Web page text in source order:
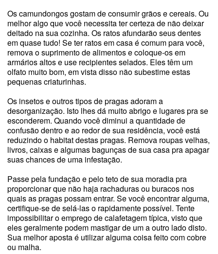
Os camundongos gostam de consumir grãos e cereais. Ou
melhor algo que você necessita ter certeza de não deixar
deitado na sua cozinha. Os ratos afundarão seus dentes
em quase tudo! Se ter ratos em casa é comum para você,
remova o suprimento de alimentos e coloque-os em
armários altos e use recipientes selados. Eles têm um
olfato muito bom, em vista disso não subestime estas
pequenas criaturinhas.
Os insetos e outros tipos de pragas adoram a
desorganização. Isto lhes dá muito abrigo e lugares pra se
esconderem. Quando você diminui a quantidade de
confusão dentro e ao redor de sua residência, você está
reduzindo o habitat destas pragas. Remova roupas velhas,
livros, caixas e algumas bagunças de sua casa pra apagar
suas chances de uma infestação.
Passe pela fundação e pelo teto de sua moradia pra
proporcionar que não haja rachaduras ou buracos nos
quais as pragas possam entrar. Se você encontrar alguma,
certifique-se de selá-las o rapidamente possível. Tente
impossibilitar o emprego de calafetagem típica, visto que
eles geralmente podem mastigar de um a outro lado disto.
Sua melhor aposta é utilizar alguma coisa feito com cobre
ou malha.